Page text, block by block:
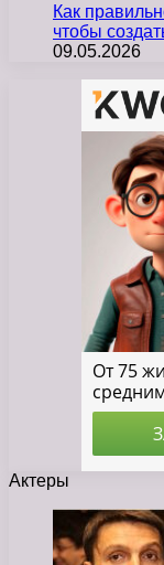
Как
чтобы
09.05.2026
Актеры